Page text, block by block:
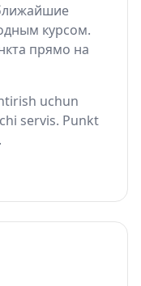
курсом.
прямо на
uchun
servis. Punkt